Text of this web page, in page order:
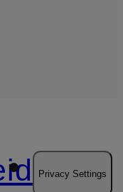
Privacy Settings